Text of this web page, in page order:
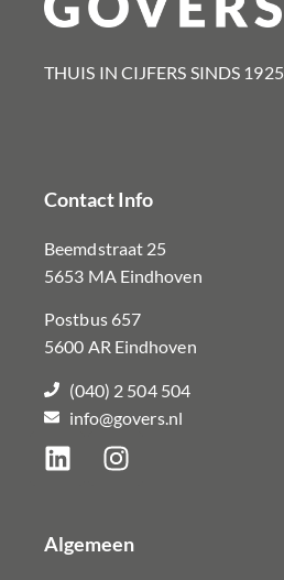
THUIS IN CIJFERS SINDS 1925​
Contact Info
Beemdstraat 25
5653 MA Eindhoven
Postbus 657
5600 AR Eindhoven
(040) 2 504 504
info@govers.nl
Algemeen